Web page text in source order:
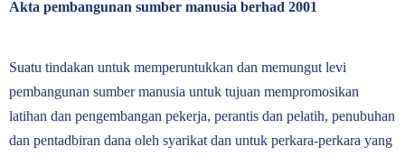
Akta pembangunan sumber manusia berhad 2001
Suatu tindakan untuk memperuntukkan dan memungut levi
pembangunan sumber manusia untuk tujuan mempromosikan
latihan dan pengembangan pekerja, perantis dan pelatih, penubuhan
dan pentadbiran dana oleh syarikat dan untuk perkara-perkara yang